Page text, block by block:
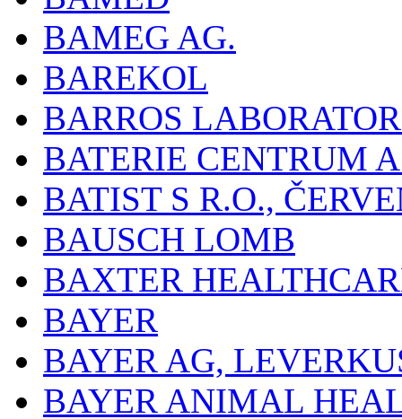
BAMEG AG.
BAREKOL
BARROS
BATERIE CENTRUM
BATIST S R.O.,
BAUSCH LOMB
BAXTER
BAYER
BAYER AG,
BAYER ANIMAL